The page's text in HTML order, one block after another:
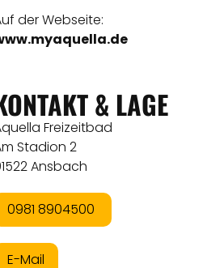
der Webseite:
& LAGE
Freizeitbad
Stadion 2
Ansbach
0981 8904500
E-Mail